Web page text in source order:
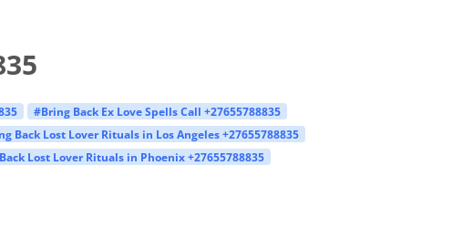
#Bring Back Ex Love Spells Call +27655788835
Back Lost Lover Rituals in Los Angeles +27655788835
Lost Lover Rituals in Phoenix +27655788835